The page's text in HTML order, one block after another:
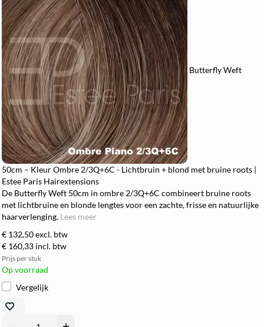
Butterfly Weft
50cm – Kleur Ombre 2/3Q+6C - Lichtbruin + blond met bruine roots |
Estee Paris Hairextensions
De Butterfly Weft 50cm in ombre 2/3Q+6C combineert bruine roots
met lichtbruine en blonde lengtes voor een zachte, frisse en natuurlijke
haarverlenging. Lees meer
€ 132,50excl. btw
€ 160,33 incl. btw
Prijs per stuk
Op voorraad
Vergelijk